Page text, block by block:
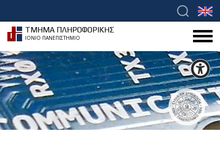
ΤΜΗΜΑ ΠΛΗΡΟΦΟΡΙΚΗΣ
ΙΟΝΙΟ ΠΑΝΕΠΙΣΤΗΜΙΟ